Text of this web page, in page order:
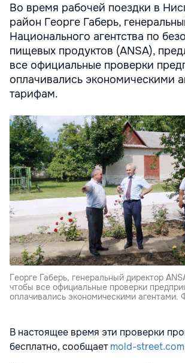
Во время рабочей поездки в
район Георге Габерь,
Национального агентства по
пищевых продуктов (ANSA),
все официальные проверки
оплачивались экономическими
тарифам.
Георге Габерь, генеральный директор
чтобы все официальные проверки
оплачивались экономическими агентами.
В настоящее время эти проверки
бесплатно, сообщаетmold-street.com